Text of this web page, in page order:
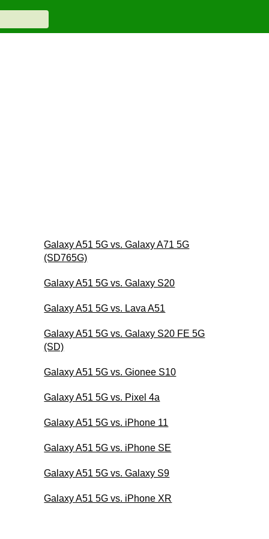
Galaxy A51 5G vs. Galaxy A71 5G
(SD765G)
Galaxy A51 5G vs. Galaxy S20
Galaxy A51 5G vs. Lava A51
Galaxy A51 5G vs. Galaxy S20 FE 5G
(SD)
Galaxy A51 5G vs. Gionee S10
Galaxy A51 5G vs. Pixel 4a
Galaxy A51 5G vs. iPhone 11
Galaxy A51 5G vs. iPhone SE
Galaxy A51 5G vs. Galaxy S9
Galaxy A51 5G vs. iPhone XR